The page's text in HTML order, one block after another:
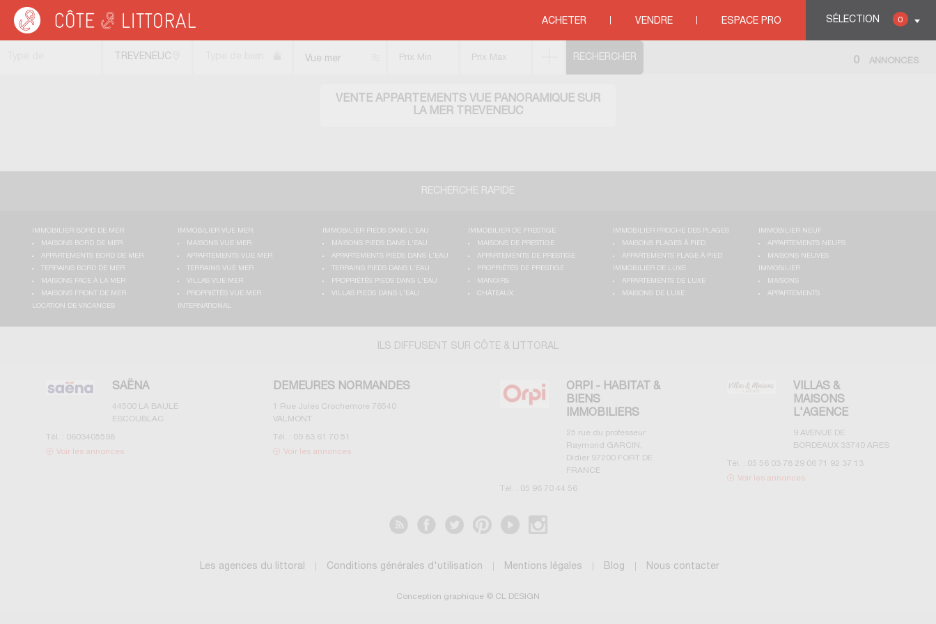
SÉLECTION 0
ACHETER VENDRE ESPACE PRO
Côte & Littoral > immobilier vue mer>Appartements vue mer
VENTE APPARTEMENTS VUE PANORAMIQUE SUR
LA MER TREVENEUC
TREVENEUC
Vue mer 0 ANNONCES
RECHERCHE RAPIDE
IMMOBILIER BORD DE MER
MAISONS BORD DE MER
APPARTEMENTS BORD DE MER
TERRAINS BORD DE MER
MAISONS FACE À LA MER
MAISONS FRONT DE MER
IMMOBILIER VUE MER
MAISONS VUE MER
APPARTEMENTS VUE MER
TERRAINS VUE MER
VILLAS VUE MER
PROPRIÉTÉS VUE MER
IMMOBILIER PIEDS DANS L'EAU
MAISONS PIEDS DANS L'EAU
APPARTEMENTS PIEDS DANS L'EAU
TERRAINS PIEDS DANS L'EAU
PROPRIÉTÉS PIEDS DANS L'EAU
VILLAS PIEDS DANS L'EAU
IMMOBILIER DE PRESTIGE
MAISONS DE PRESTIGE
APPARTEMENTS DE PRESTIGE
PROPRIÉTÉS DE PRESTIGE
MANOIRS
CHÂTEAUX
IMMOBILIER PROCHE DES PLAGES
MAISONS PLAGES À PIED
APPARTEMENTS PLAGE À PIED
IMMOBILIER NEUF
APPARTEMENTS NEUFS
MAISONS NEUVES
IMMOBILIER DE LUXE
APPARTEMENTS DE LUXE
MAISONS DE LUXE
IMMOBILIER
MAISONS
APPARTEMENTS
LOCATION DE VACANCES
INTERNATIONAL
ILS DIFFUSENT SUR CÔTE & LITTORAL
SAËNA
44500 LA BAULE
ESCOUBLAC
Tél. : 0603405598
Voir les annonces
DEMEURES NORMANDES
1 Rue Jules Crochemore 76540
VALMONT
Tél. : 09 83 61 70 51
Voir les annonces
ORPI - HABITAT &
BIENS
IMMOBILIERS
25 rue du professeur
Raymond GARCIN,
Didier 97200 FORT DE
FRANCE
Tél. : 05 96 70 44 56
VILLAS &
MAISONS
L'AGENCE
9 AVENUE DE
BORDEAUX 33740 ARES
Tél. : 05 56 03 78 29 06 71 92 37 13
Voir les annonces
Les agences du littoral Conditions générales d'utilisation Mentions légales Blog Nous contacter
Conception graphique © CL DESIGN